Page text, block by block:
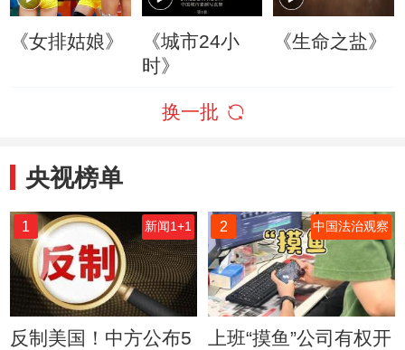
《女排姑娘》
《城市24小
时》
《生命之盐》
换一批
央视榜单
1 新闻1+1
反制美国！中方公布5
2 中国法治观察
上班“摸鱼”公司有权开